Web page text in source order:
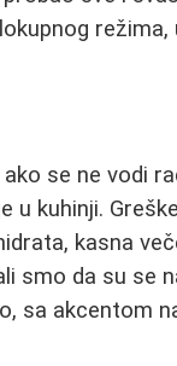
se ne vodi
u kuhinji.
kasna
smo da su se
sa akcentom